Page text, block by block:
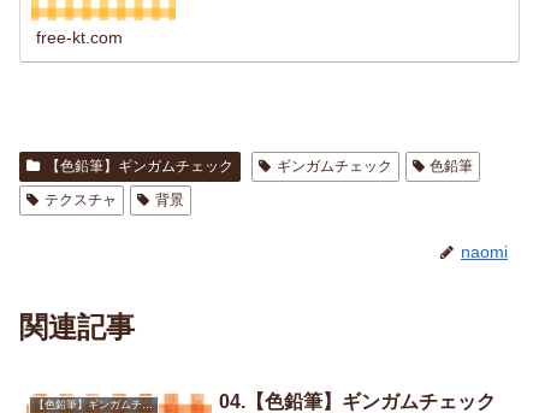
free-kt.com
【色鉛筆】ギンガムチェック ギンガムチェック
色鉛筆
テクスチャ
背景
naomi
関連記事
【色鉛筆】ギンガムチェック
04.【色鉛筆】ギンガムチェック